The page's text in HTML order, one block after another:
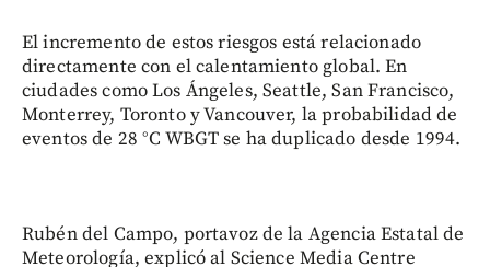
El incremento de estos riesgos está relacionado
directamente con el calentamiento global. En
ciudades como Los Ángeles, Seattle, San Francisco,
Monterrey, Toronto y Vancouver, la probabilidad de
eventos de 28 °C WBGT se ha duplicado desde 1994.
Rubén del Campo, portavoz de la Agencia Estatal de
Meteorología, explicó al Science Media Centre